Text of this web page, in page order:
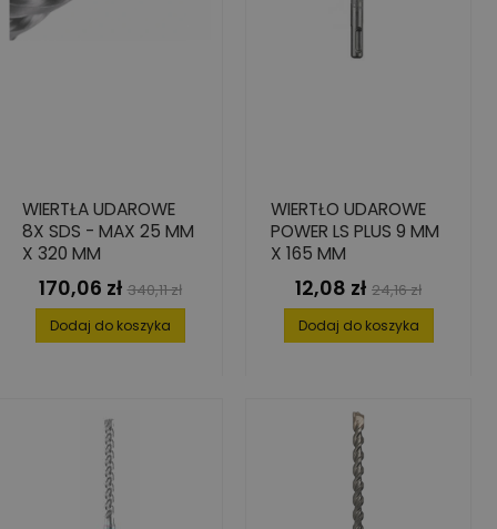
WIERTŁA UDAROWE
8X SDS - MAX 25 MM
X 320 MM
Cena
170,06 zł Cena
podstawowa
340,11 zł
Dodaj do koszyka
WIERTŁO UDAROWE
POWER LS PLUS 9 MM
X 165 MM
Cena
12,08 zł Cena
podstawowa
24,16 zł
Dodaj do koszyka